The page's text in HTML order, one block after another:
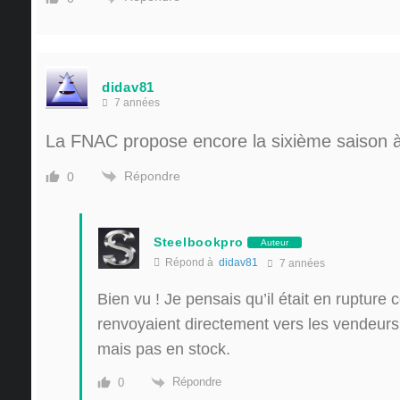
didav81
7 années
La FNAC propose encore la sixième saison
0 Répondre
Steelbookpro Auteur
Répond à didav81 7 années
Bien vu ! Je pensais qu’il était en rupture
renvoyaient directement vers les
mais pas en stock.
0 Répondre